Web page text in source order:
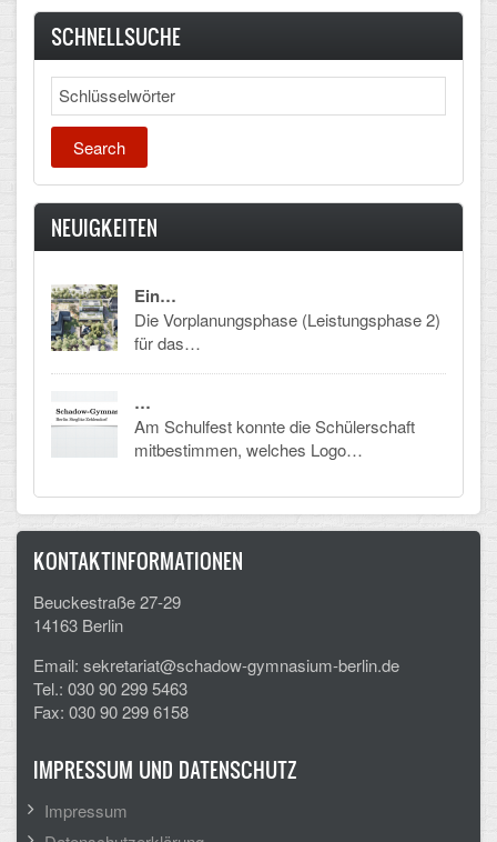
Förderverein
Ehemalige
Schulzeitung: Der Gottfried
FÄCHER
Deutsch und Fremdsprachen
Ethik, Philosophie und Religion
Gesellschaftswissenschaften
Mathematik, Informatik und Naturwissenschaften
ORGANISATION
Freistellung/Entschuldigung
Umwahl 11. Kl.
Wahlfächer
TERMINE
SCHNELLSUCHE
Search
NEUIGKEITEN
Ein…
Die Vorplanungsphase (Leistungsphase 2)
für das…
…
Am Schulfest konnte die Schülerschaft
mitbestimmen, welches Logo…
KONTAKTINFORMATIONEN
Beuckestraße 27-29
14163 Berlin
Email: sekretariat@schadow-gymnasium-berlin.de
Tel.: 030 90 299 5463
Fax: 030 90 299 6158
IMPRESSUM UND DATENSCHUTZ
Impressum